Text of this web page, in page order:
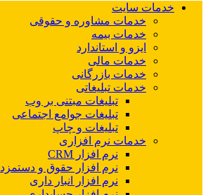
خدمات سایت
خدمات مشاوره و حقوقی
خدمات بیمه
ایزو و استاندارد
خدمات مالی
خدمات بازرگانی
خدمات تبلیغاتی
تبلیغات مبتنی بر وب
تبلیغات جوامع اجتماعی
تبلیغات و چاپ
خدمات نرم افزاری
نرم افزار CRM
نرم افزار حقوق و دستمزد
نرم افزار انبار داری